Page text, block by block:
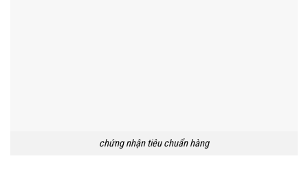
chứng nhận tiêu chuẩn hàng